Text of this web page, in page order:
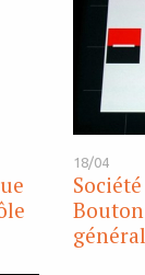
18/04